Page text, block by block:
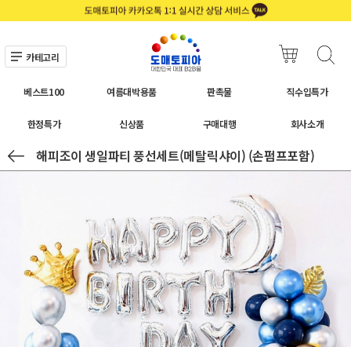
카테고리
베스트100 여름대박용품 판촉물 직수입특가
한정특가 신상품 구매대행 회사소개
해피조이 생일파티 풍선세트(메탈릭샤이) (손펌프포함)